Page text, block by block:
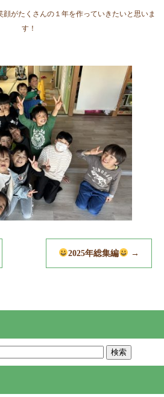
顔がたくさんの１年を作っていきたいと思いま
す！
2025年総集編 →